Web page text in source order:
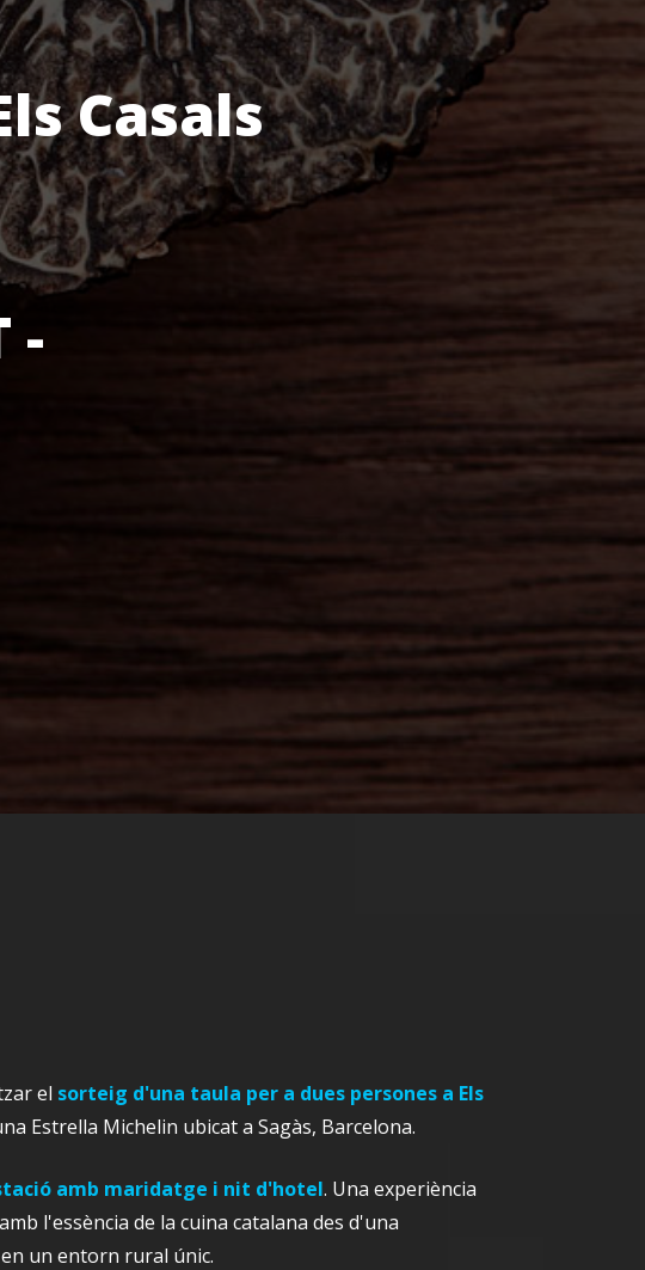
Casals
-
el sorteig d'una taula per a dues persones a Els
Estrella Michelin ubicat a Sagàs, Barcelona.
amb maridatge i nit d'hotel. Una experiència
l'essència de la cuina catalana des d'una
un entorn rural únic.